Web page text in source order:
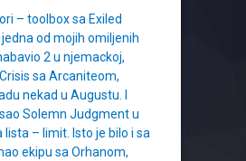
– toolbox sa Exiled
od mojih omiljenih
2 u njemackoj,
sa Arcaniteom,
nekad u Augustu. I
Solemn Judgment u
– limit. Isto je bilo i sa
ekipu sa Orhanom,